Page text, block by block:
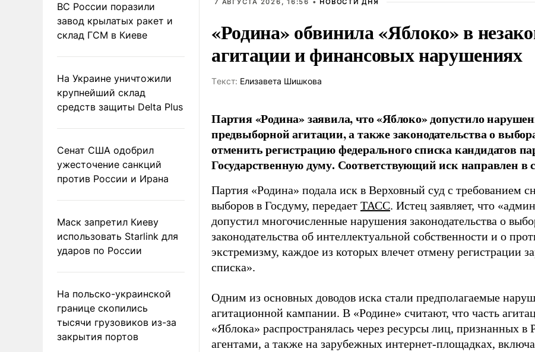
ВС России поразили
завод крылатых ракет и
склад ГСМ в Киеве
На Украине уничтожили
крупнейший склад
средств защиты Delta Plus
Сенат США одобрил
ужесточение санкций
против России и Ирана
Маск запретил Киеву
использовать Starlink для
ударов по России
На польско-украинской
границе скопились
тысячи грузовиков из-за
закрытия портов
7 АВГУСТА 2026, 16:56 • НОВОСТИ ДНЯ
«Родина» обвинила «Яблоко» в
агитации и финансовых нарушениях
Tекст: Елизавета Шишкова
Партия «Родина» заявила, что «Яблоко» допустило
предвыборной агитации, а также законодательства о
отменить регистрацию федерального списка кандидатов
Государственную думу. Соответствующий иск направлен в
Партия «Родина» подала иск в Верховный суд с требованием
выборов в Госдуму, передает ТАСС. Истец заявляет, что
допустил многочисленные нарушения законодательства о
законодательства об интеллектуальной собственности и о
экстремизму, каждое из которых влечет отмену регистрации
списка».
Одним из основных доводов иска стали предполагаемые
агитационной кампании. В «Родине» считают, что часть
«Яблока» распространялась через ресурсы лиц, признанных
агентами, а также на зарубежных интернет-площадках,